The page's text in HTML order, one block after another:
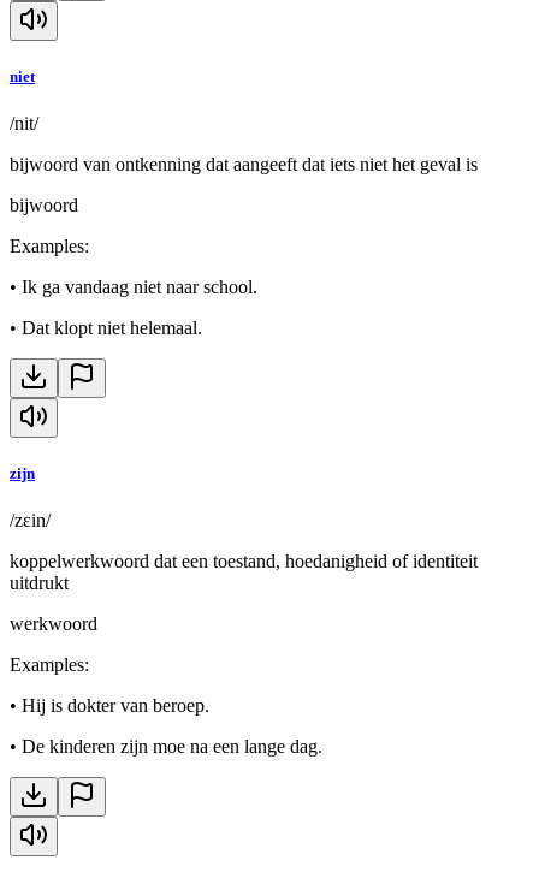
niet
/nit/
bijwoord van ontkenning dat aangeeft dat iets niet het geval is
bijwoord
Examples:
• Ik ga vandaag niet naar school.
• Dat klopt niet helemaal.
zijn
/zɛin/
koppelwerkwoord dat een toestand, hoedanigheid of identiteit
uitdrukt
werkwoord
Examples:
• Hij is dokter van beroep.
• De kinderen zijn moe na een lange dag.